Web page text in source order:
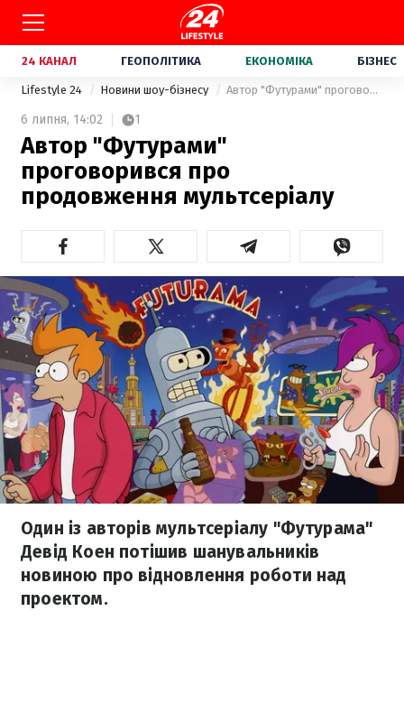
24 КАНАЛ ГЕОПОЛІТИКА ЕКОНОМІКА БІЗНЕС
Lifestyle 24 Новини шоу-бізнесу Автор "Футурами" проговорився про продовження мультсеріалу
6 липня, 14:02 1
Автор "Футурами"
проговорився про
продовження мультсеріалу
Один із авторів мультсеріалу "Футурама"
Девід Коен потішив шанувальників
новиною про відновлення роботи над
проектом.